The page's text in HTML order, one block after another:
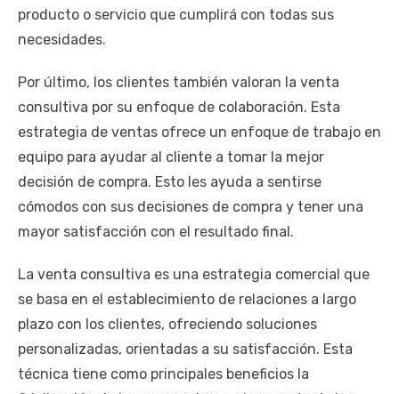
producto o servicio que cumplirá con todas sus
necesidades.
Por último, los clientes también valoran la venta
consultiva por su enfoque de colaboración. Esta
estrategia de ventas ofrece un enfoque de trabajo en
equipo para ayudar al cliente a tomar la mejor
decisión de compra. Esto les ayuda a sentirse
cómodos con sus decisiones de compra y tener una
mayor satisfacción con el resultado final.
La venta consultiva es una estrategia comercial que
se basa en el establecimiento de relaciones a largo
plazo con los clientes, ofreciendo soluciones
personalizadas, orientadas a su satisfacción. Esta
técnica tiene como principales beneficios la